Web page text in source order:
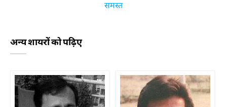
समस्त
अन्य शायरों को पढ़िए